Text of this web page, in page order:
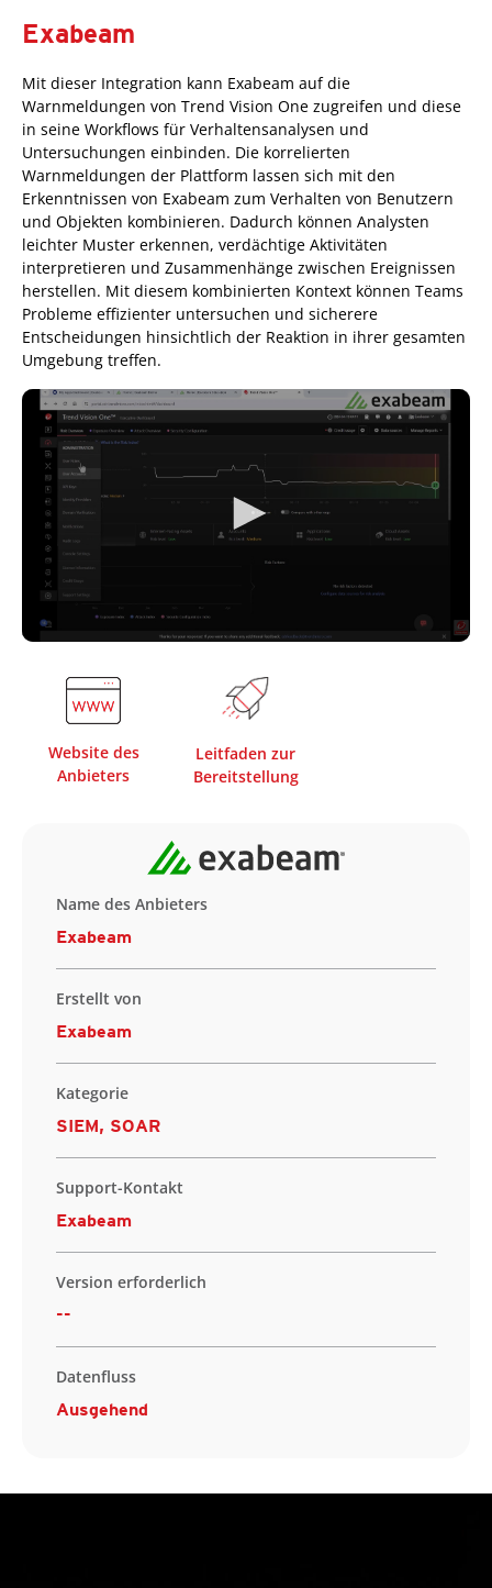
Exabeam
Mit dieser Integration kann Exabeam auf die
Warnmeldungen von Trend Vision One zugreifen und diese
in seine Workflows für Verhaltensanalysen und
Untersuchungen einbinden. Die korrelierten
Warnmeldungen der Plattform lassen sich mit den
Erkenntnissen von Exabeam zum Verhalten von Benutzern
und Objekten kombinieren. Dadurch können Analysten
leichter Muster erkennen, verdächtige Aktivitäten
interpretieren und Zusammenhänge zwischen Ereignissen
herstellen. Mit diesem kombinierten Kontext können Teams
Probleme effizienter untersuchen und sicherere
Entscheidungen hinsichtlich der Reaktion in ihrer gesamten
Umgebung treffen.
Website des
Anbieters
Leitfaden zur
Bereitstellung
Name des Anbieters
Exabeam
Erstellt von
Exabeam
Kategorie
SIEM, SOAR
Support-Kontakt
Exabeam
Version erforderlich
--
Datenfluss
Ausgehend